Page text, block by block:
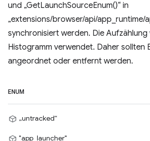
und „GetLaunchSourceEnum()“ in
„extensions/browser/api/app_runtime/
synchronisiert werden. Die Aufzählung
Histogramm verwendet. Daher sollten
angeordnet oder entfernt werden.
ENUM
„untracked“
"app_launcher"